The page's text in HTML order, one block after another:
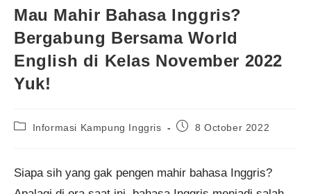
Mau Mahir Bahasa Inggris?
Bergabung Bersama World
English di Kelas November 2022
Yuk!
PostInformasi Kampung Inggris
Post8 October 2022
Siapa sih yang gak pengen mahir bahasa Inggris?